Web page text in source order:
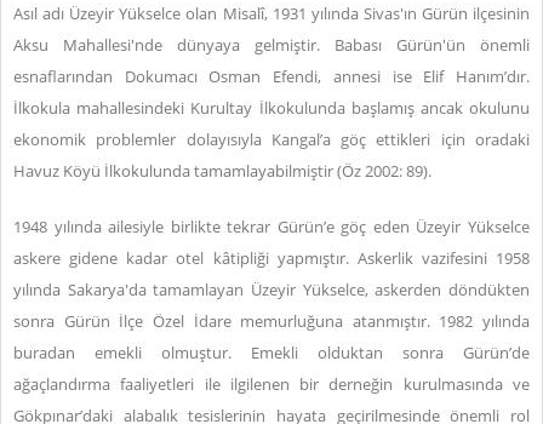
Asıl adı Üzeyir Yükselce olan Misalî, 1931 yılında Sivas'ın Gürün ilçesinin
Aksu Mahallesi'nde dünyaya gelmiştir. Babası Gürün'ün önemli
esnaflarından Dokumacı Osman Efendi, annesi ise Elif Hanım’dır.
İlkokula mahallesindeki Kurultay İlkokulunda başlamış ancak okulunu
ekonomik problemler dolayısıyla Kangal’a göç ettikleri için oradaki
Havuz Köyü İlkokulunda tamamlayabilmiştir (Öz 2002: 89).
1948 yılında ailesiyle birlikte tekrar Gürün’e göç eden Üzeyir Yükselce
askere gidene kadar otel kâtipliği yapmıştır. Askerlik vazifesini 1958
yılında Sakarya'da tamamlayan Üzeyir Yükselce, askerden döndükten
sonra Gürün İlçe Özel İdare memurluğuna atanmıştır. 1982 yılında
buradan emekli olmuştur. Emekli olduktan sonra Gürün’de
ağaçlandırma faaliyetleri ile ilgilenen bir derneğin kurulmasında ve
Gökpınar’daki alabalık tesislerinin hayata geçirilmesinde önemli rol